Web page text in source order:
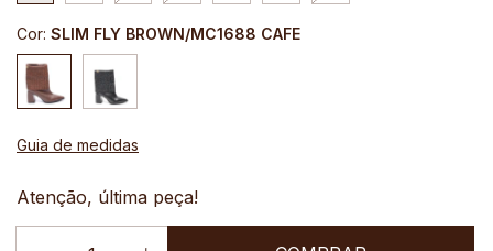
Cor: SLIM FLY BROWN/MC1688 CAFE
Guia de medidas
Atenção, última peça!